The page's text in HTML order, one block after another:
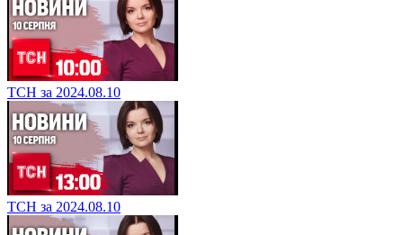
ТСН за 2024.08.10
ТСН за 2024.08.10